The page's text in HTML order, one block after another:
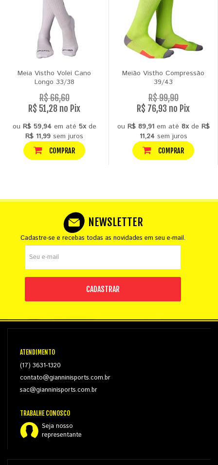
Meia Vistho Volei Cano
Longo 33/38
R$ 66,60
R$ 51,28 no Pix
ou R$ 59,94em até 5xde
R$ 11,99 sem juros
COMPRAR
Meião Vistho Compressão
39/43
R$ 99,90
R$ 76,93 no Pix
ou R$ 89,91em até 8xde R$
11,24sem juros
COMPRAR
NEWSLETTER
Cadastre-se e recebas todas as novidades em seu e-mail.
CADASTRAR
ATENDIMENTO
(17) 3631-1320
contato@gianninisports.com.br
sac@gianninisports.com.br
TRABALHE CONOSCO
Seja nosso
representante